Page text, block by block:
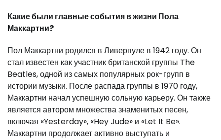
Какие были главные события в жизни Пола
Маккартни?
Пол Маккартни родился в Ливерпуле в 1942 году. Он
стал известен как участник британской группы The
Beatles, одной из самых популярных рок-групп в
истории музыки. После распада группы в 1970 году,
Маккартни начал успешную сольную карьеру. Он также
является автором множества знаменитых песен,
включая «Yesterday», «Hey Jude» и «Let It Be».
Маккартни продолжает активно выступать и